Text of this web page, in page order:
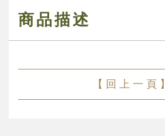
商品描述
【 回 上 一 頁 】